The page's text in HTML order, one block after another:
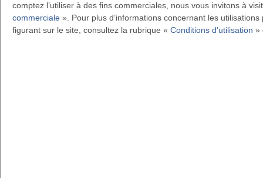
comptez l’utiliser à des fins commerciales, nous vous invitons à
commerciale ». Pour plus d’informations concernant les
figurant sur le site, consultez la rubrique « Conditions d’utilisation »